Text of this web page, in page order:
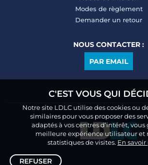
C'EST VOUS QUI
Notre site LDLC utilise des cookies ou
similaires pour vous proposer des
adaptés à vos centres d’intérêt,
meilleure expérience utilisateur et
statistiques de visites. En savoir
REFUSER
Modes de règlement
Demander un retour
NOUS CONTACTER :
PAR EMAIL